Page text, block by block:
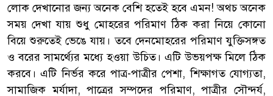
লোক দেখানোর জন্য অনেক বেশি হতেই হবে এমন! অথচ অনেক
সময় দেখা যায় শুধু মোহরের পরিমাণ ঠিক করা নিয়ে কোনো
বিয়ে শুরুতেই ভেঙে যায়। তবে দেনমোহরের পরিমাণ যুক্তিসঙ্গত
ও বরের সামর্থ্যের মধ্যে হওয়া উচিত। এটি উভয়পক্ষ মিলে ঠিক
করবে। এটি নির্ভর করে পাত্র-পাত্রীর পেশা, শিক্ষাগত যোগ্যতা,
সামাজিক মর্যাদা, পাত্রের সম্পদের পরিমাণ, পাত্রীর সৌন্দর্য,